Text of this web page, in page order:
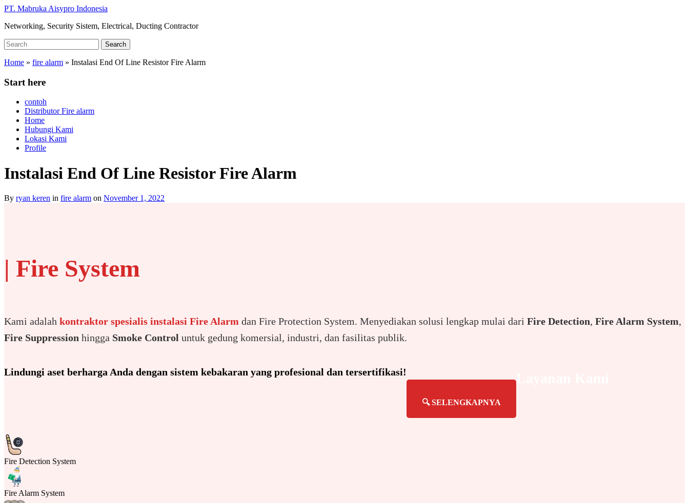
Skip
main
PT. Mabruka Aisypro Indonesia
Networking, Security Sistem, Electrical, Ducting Contractor
Search
for:
Search
Home » fire alarm » Instalasi End Of Line Resistor Fire Alarm
Start here
contoh
Distributor Fire alarm
Home
Hubungi Kami
Lokasi Kami
Profile
Instalasi End Of Line Resistor Fire Alarm
By ryan keren in fire alarm on November 1, 2022
| Fire System
Kami adalah kontraktor spesialis instalasi Fire Alarm dan Fire Protection System. Menyediakan solusi lengkap mulai dari Fire Detection, Fire Alarm System,
Fire Suppression hingga Smoke Control untuk gedung komersial, industri, dan fasilitas publik.
Lindungi aset berharga Anda dengan sistem kebakaran yang profesional dan tersertifikasi!
🔍 SELENGKAPNYA
Fire Detection System
Fire Alarm System